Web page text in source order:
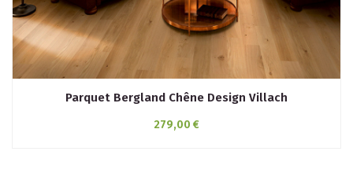
Parquet Bergland Chêne Design Villach
279,00 €